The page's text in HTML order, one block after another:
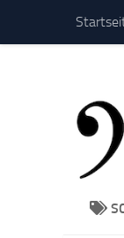
Zum Inhalt